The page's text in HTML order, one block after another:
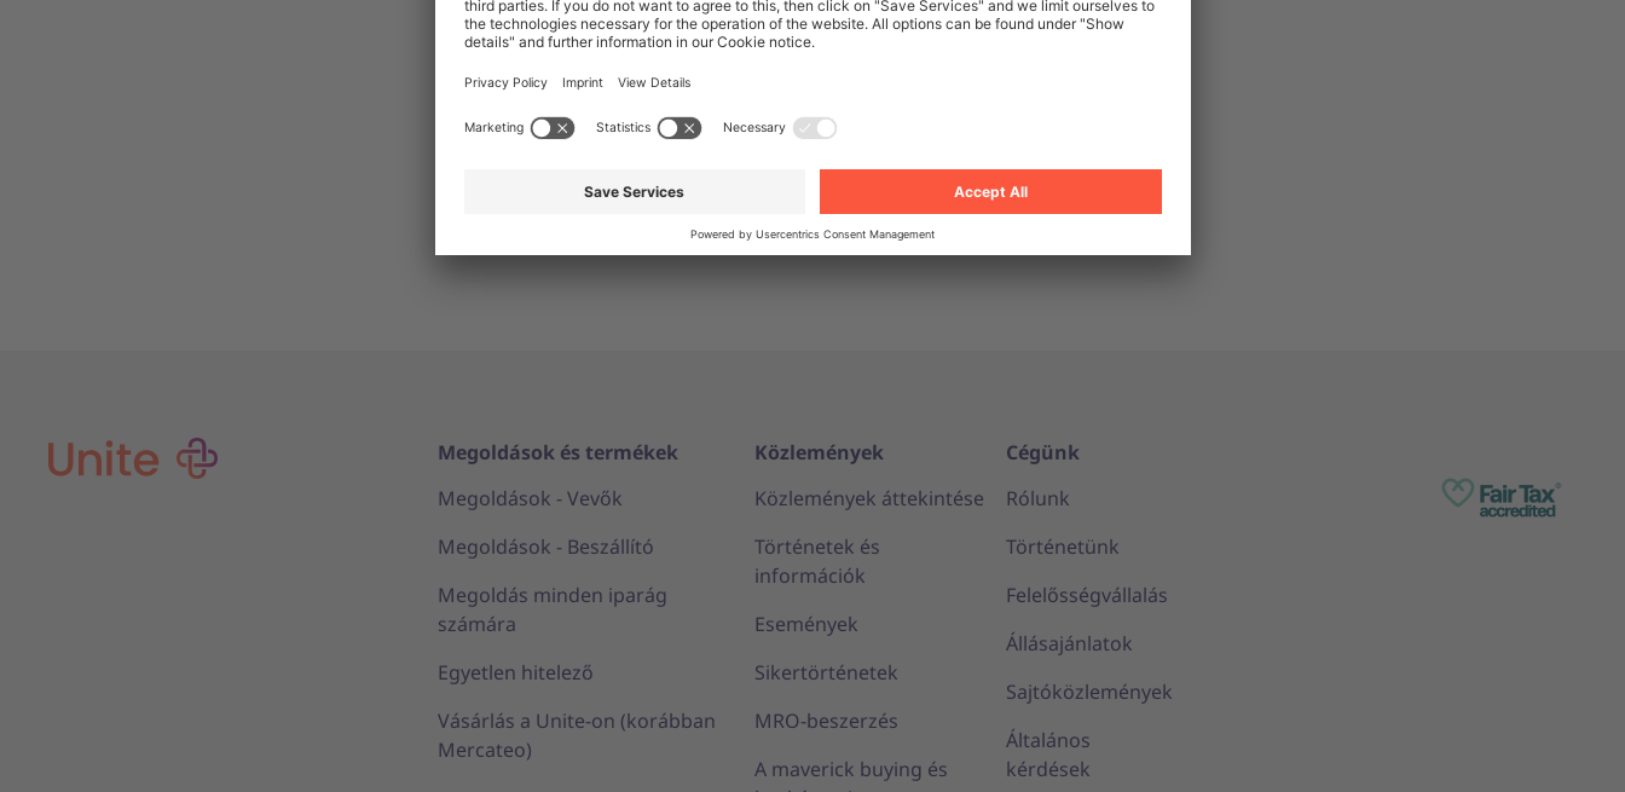
Vissza
Megoldások és termékek
Megoldások - Vevők
Megoldások - Beszállító
Megoldás minden iparág
számára
Egyetlen hitelező
Vásárlás a Unite-on (korábban
Mercateo)
Közlemények
Közlemények áttekintése
Történetek és
információk
Események
Sikertörténetek
MRO-beszerzés
A maverick buying és
Cégünk
Rólunk
Történetünk
Felelősségvállalás
Állásajánlatok
Sajtóközlemények
Általános
kérdések